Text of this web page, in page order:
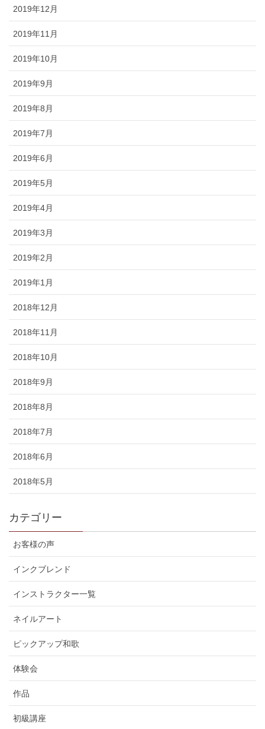
2019年12月
2019年11月
2019年10月
2019年9月
2019年8月
2019年7月
2019年6月
2019年5月
2019年4月
2019年3月
2019年2月
2019年1月
2018年12月
2018年11月
2018年10月
2018年9月
2018年8月
2018年7月
2018年6月
2018年5月
カテゴリー
お客様の声
インクブレンド
インストラクター一覧
ネイルアート
ピックアップ和歌
体験会
作品
初級講座